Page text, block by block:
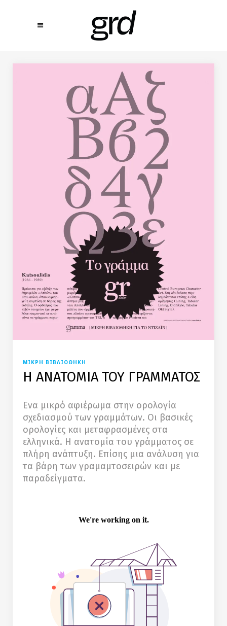
ΜΙΚΡΗ ΒΙΒΛΙΟΘΗΚΗ
Η ΑΝΑΤΟΜΙΑ ΤΟΥ ΓΡΑΜΜΑΤΟΣ
Ενα μικρό αφιέρωμα στην ορολογία
σχεδιασμού των γραμμάτων. Οι βασικές
ορολογίες και μεταφρασμένες στα
ελληνικά. Η ανατομία του γράμματος σε
πλήρη ανάπτυξη. Επίσης μια ανάλυση για
τα βάρη των γραμαμτοσειρών και με
παραδείγματα.